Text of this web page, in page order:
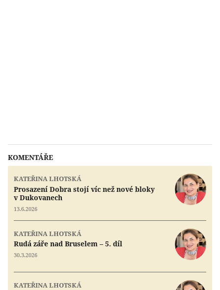
KOMENTÁŘE
KATEŘINA LHOTSKÁ
Prosazení Dobra stojí víc než nové bloky
v Dukovanech
13.6.2026
KATEŘINA LHOTSKÁ
Rudá záře nad Bruselem – 5. díl
30.3.2026
KATEŘINA LHOTSKÁ